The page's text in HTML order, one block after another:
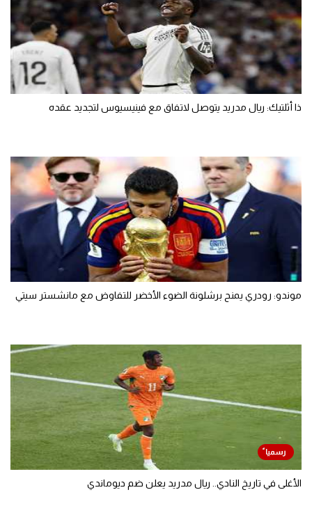
ذا أثلتيك: ريال مدريد يتوصل لاتفاق مع فينيسيوس لتجديد عقده
موندو: رودري يمنح برشلونة الضوء الأخضر للتفاوض مع مانشستر سيتي
الأغلى في تاريخ النادي.. ريال مدريد يعلن ضم ديوماندي